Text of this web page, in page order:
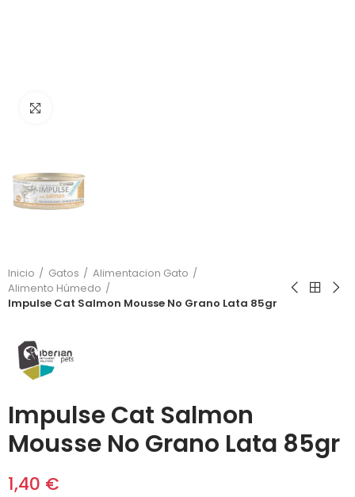
Inicio Gatos
Alimentacion Gato
Alimento Húmedo
Impulse Cat Salmon Mousse No Grano Lata 85gr
Impulse Cat Salmon
Mousse No Grano Lata 85gr
1,40 €